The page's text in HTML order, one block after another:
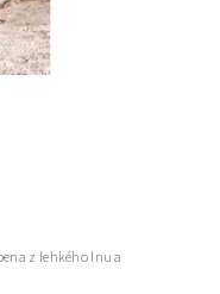
z lehkého lnu a